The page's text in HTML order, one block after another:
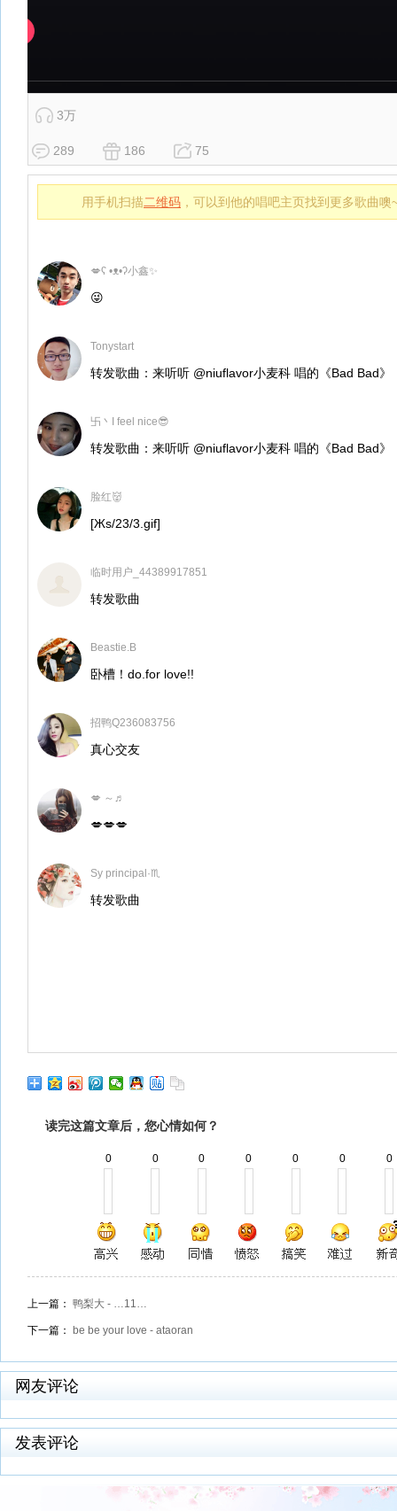
3万
289 186 75
用手机扫描二维码 ，可以到他的唱吧主页找到更多歌曲噢
💋ʕ •ᴥ•ʔ小鑫✨
😜
Tonystart
转发歌曲：来听听 @niuflavor小麦科 唱的《Bad Bad》
卐丶I feel nice😎
转发歌曲：来听听 @niuflavor小麦科 唱的《Bad Bad》
脸红👹
[Жs/23/3.gif]
临时用户_44389917851
转发歌曲
Beastie.B
卧槽！do.for love!!
招鸭Q236083756
真心交友
💋 ～♬
💋💋💋
Sy principal·♏
转发歌曲
读完这篇文章后，您心情如何？
0 0 0 0 0 0 0
上一篇： 鸭梨大 - …11…
下一篇： be be your love - ataoran
网友评论
发表评论